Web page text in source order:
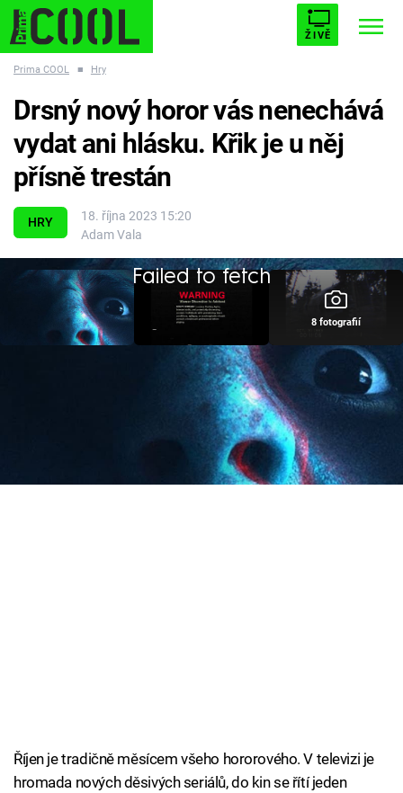
ŽIVĚ
ESCAPE PLNEJ KOTEL AVENGERS 5
Témata
Filmy
Seriály
Prima COOL ■ Hry
HRY
18. října 2023 15:20
Adam Vala
Drsný nový horor vás nenechává
vydat ani hlásku. Křik je u něj
přísně trestán
Failed to fetch
8 fotografií
Milujete hororové příběhy a máte nervy z oceli?
Pak bude drsná novinka přesně pro vás!
Říjen je tradičně měsícem všeho hororového. V televizi je
hromada nových děsivých seriálů, do kin se řítí jeden